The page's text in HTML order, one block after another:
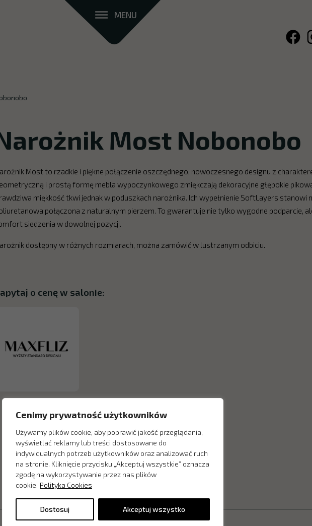
Cenimy prywatność użytkowników
Używamy plików cookie, aby poprawić jakość przeglądania,
wyświetlać reklamy lub treści dostosowane do
indywidualnych potrzeb użytkowników oraz analizować ruch
na stronie. Kliknięcie przycisku „Akceptuj wszystkie” oznacza
zgodę na wykorzystywanie przez nas plików
cookie. Polityka Cookies
Dostosuj Akceptuj wszystko
MENU
Most Nobonobo
Most to rzadkie i piękne połączenie oszczędnego, nowoczesnego designu z
i prostą formę mebla wypoczynkowego zmiękczają dekoracyjne głębokie
miękkość tkwi jednak w poduszkach narożnika. Ich wypełnienie SoftLayers stanowi
połączona z naturalnym pierzem. To gwarantuje nie tylko wygodne podparcie,
siedzenia w dowolnej pozycji.
dostępny w różnych rozmiarach, można zamówić w lustrzanym odbiciu.
o cenę w salonie: